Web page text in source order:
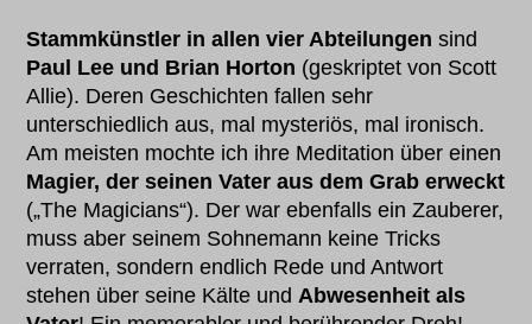
Stammkünstler in allen vier Abteilungen sind
Paul Lee und Brian Horton (geskriptet von Scott
Allie). Deren Geschichten fallen sehr
unterschiedlich aus, mal mysteriös, mal ironisch.
Am meisten mochte ich ihre Meditation über einen
Magier, der seinen Vater aus dem Grab erweckt
(„The Magicians“). Der war ebenfalls ein Zauberer,
muss aber seinem Sohnemann keine Tricks
verraten, sondern endlich Rede und Antwort
stehen über seine Kälte undAbwesenheit als